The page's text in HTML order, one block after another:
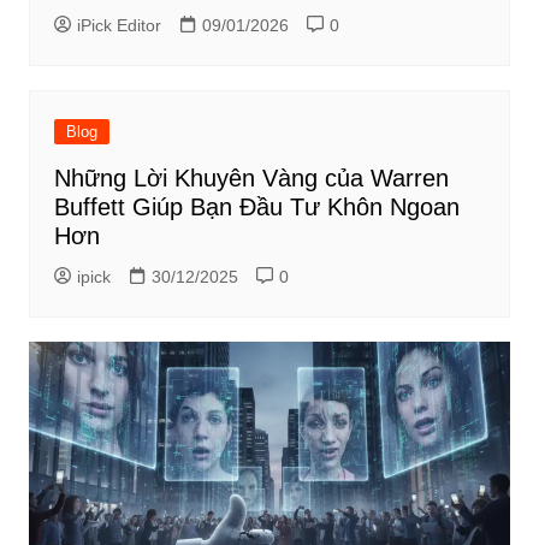
iPick Editor 09/01/2026 0
Blog
Những Lời Khuyên Vàng của Warren
Buffett Giúp Bạn Đầu Tư Khôn Ngoan
Hơn
ipick 30/12/2025 0